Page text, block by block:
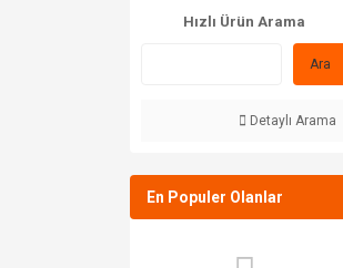
Hızlı Ürün Arama
Ara
Detaylı Arama
En Populer Olanlar